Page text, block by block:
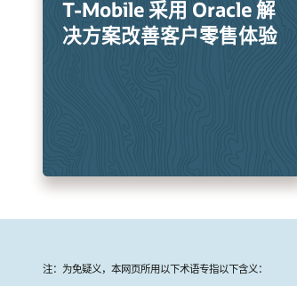
T-Mobile 采用 Oracle 解
决方案改善客户零售体验
注：为免疑义，本网页所用以下术语专指以下含义：